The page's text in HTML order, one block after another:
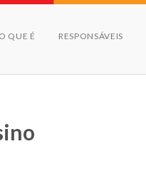
O QUE É RESPONSÁVEIS